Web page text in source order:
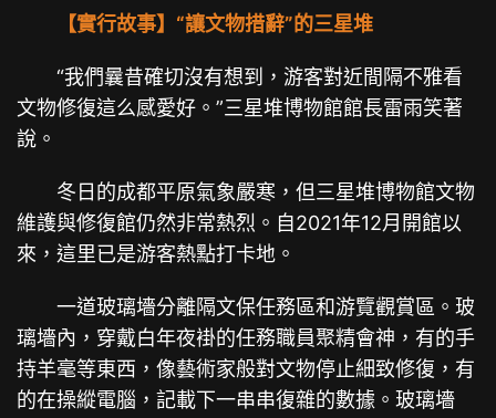
【實行故事】“讓文物措辭”的三星堆
“我們曩昔確切沒有想到，游客對近間隔不雅看
文物修復這么感愛好。”三星堆博物館館長雷雨笑著
說。
冬日的成都平原氣象嚴寒，但三星堆博物館文物
維護與修復館仍然非常熱烈。自2021年12月開館以
來，這里已是游客熱點打卡地。
一道玻璃墻分離隔文保任務區和游覽觀賞區。玻
璃墻內，穿戴白年夜褂的任務職員聚精會神，有的手
持羊毫等東西，像藝術家般對文物停止細致修復，有
的在操縱電腦，記載下一串串復雜的數據。玻璃墻